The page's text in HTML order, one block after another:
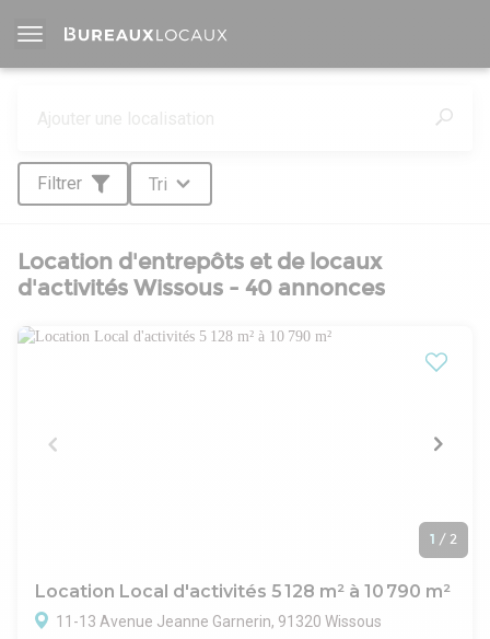
Filtrer Tri
Location d'entrepôts et de locaux
d'activités Wissous - 40 annonces
1 / 2
Location Local d'activités 5 128 m² à 10 790 m²
11-13 Avenue Jeanne Garnerin, 91320 Wissous